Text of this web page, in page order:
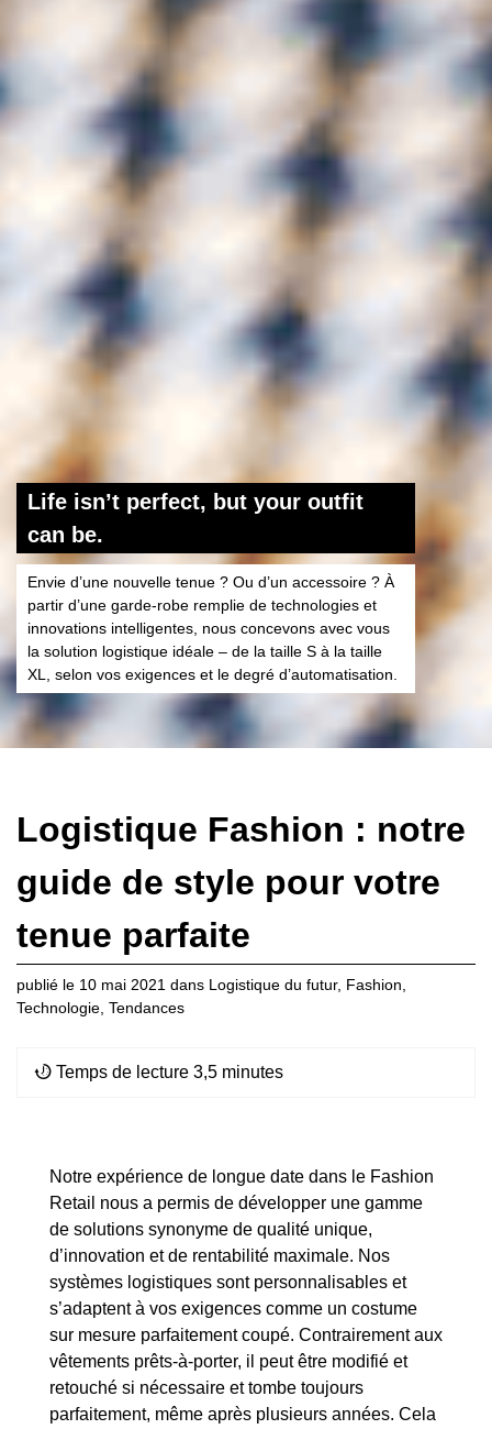
Life isn’t perfect, but your outfit
can be.
Envie d’une nouvelle tenue ? Ou d’un accessoire ? À
partir d’une garde-robe remplie de technologies et
innovations intelligentes, nous concevons avec vous
la solution logistique idéale – de la taille S à la taille
XL, selon vos exigences et le degré d’automatisation.
Logistique Fashion : notre
guide de style pour votre
tenue parfaite
publié le 10 mai 2021 dans Logistique du futur, Fashion
Technologie Tendances
Temps de lecture 3,5 minutes
Notre expérience de longue date dans le Fashion
Retail nous a permis de développer une gamme
de solutions synonyme de qualité unique,
d’innovation et de rentabilité maximale. Nos
systèmes logistiques sont personnalisables et
s’adaptent à vos exigences comme un costume
sur mesure parfaitement coupé. Contrairement aux
vêtements prêts-à-porter, il peut être modifié et
retouché si nécessaire et tombe toujours
parfaitement, même après plusieurs années. Cela